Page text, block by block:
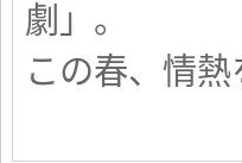
劇」。
この春、情